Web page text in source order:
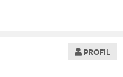
PROFIL